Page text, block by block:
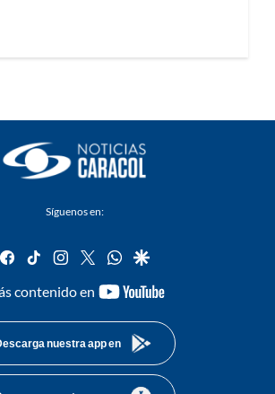
Síguenos en:
facebook
tiktok instagram
twitterwhatsapp
google
contenido en
youtube-
nuestra app en